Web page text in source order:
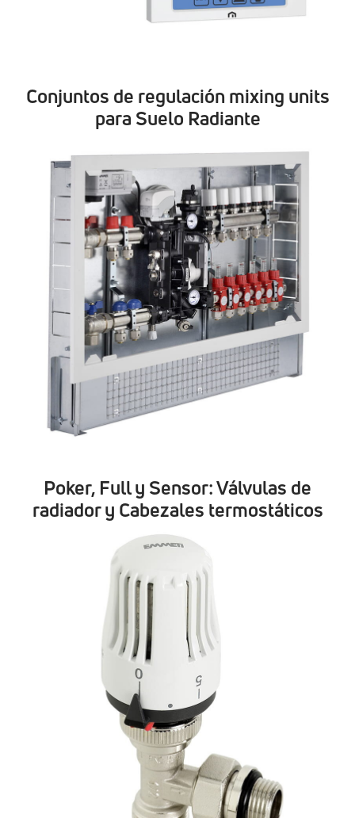
Conjuntos de regulación mixing units
para Suelo Radiante
Poker, Full y Sensor: Válvulas de
radiador y Cabezales termostáticos